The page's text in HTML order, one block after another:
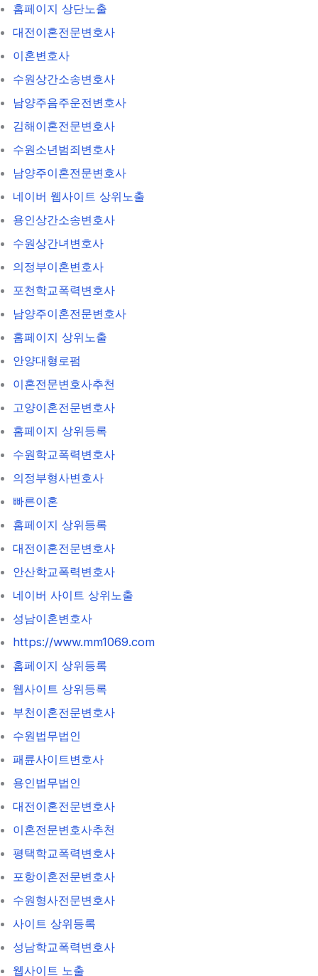
홈페이지 상단노출
대전이혼전문변호사
이혼변호사
수원상간소송변호사
남양주음주운전변호사
김해이혼전문변호사
수원소년범죄변호사
남양주이혼전문변호사
네이버 웹사이트 상위노출
용인상간소송변호사
수원상간녀변호사
의정부이혼변호사
포천학교폭력변호사
남양주이혼전문변호사
홈페이지 상위노출
안양대형로펌
이혼전문변호사추천
고양이혼전문변호사
홈페이지 상위등록
수원학교폭력변호사
의정부형사변호사
빠른이혼
홈페이지 상위등록
대전이혼전문변호사
안산학교폭력변호사
네이버 사이트 상위노출
성남이혼변호사
https://www.mm1069.com
홈페이지 상위등록
웹사이트 상위등록
부천이혼전문변호사
수원법무법인
패륜사이트변호사
용인법무법인
대전이혼전문변호사
이혼전문변호사추천
평택학교폭력변호사
포항이혼전문변호사
수원형사전문변호사
사이트 상위등록
성남학교폭력변호사
웹사이트 노출